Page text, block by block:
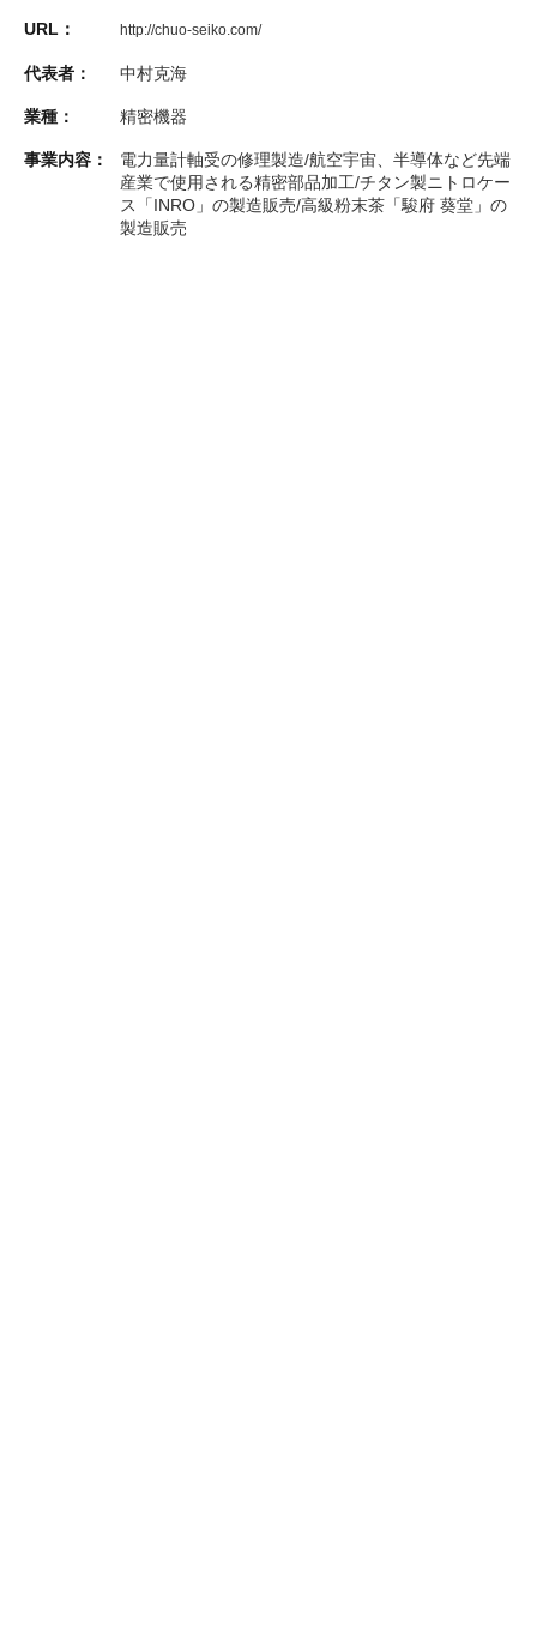
URL： http://chuo-seiko.com/
代表者： 中村克海
業種： 精密機器
事業内容：
電力量計軸受の修理製造/航空宇宙、半導体など先端
産業で使用される精密部品加工/チタン製ニトロケー
ス「INRO」の製造販売/高級粉末茶「駿府 葵堂」の
製造販売